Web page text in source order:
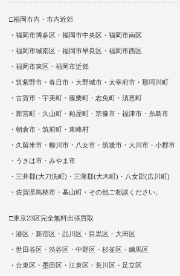
□福岡市内・市内近郊
・福岡市博多区・福岡市中央区・福岡市南区
・福岡市城南区・福岡市早良区・福岡市西区
・福岡市東区・福岡市近郊
・筑紫野市・春日市・大野城市・太宰府市・那珂川町
・古賀市・宇美町・篠栗町・志免町・須恵町
・新宮町・久山町・粕屋町・宗像市・福津市・糸島市
・朝倉市・筑前町・東峰村
・久留米市・柳川市・八女市・筑後市・大川市・小郡市
・うきは市・みやま市
・三井郡(大刀洗町)・三潴郡(大木町)・八女郡(広川町)
・佐賀県鳥栖市・基山町・その他ご相談ください。
□東京23区完全無料出張買取
・港区・新宿区・品川区・目黒区・大田区
・世田谷区・渋谷区・中野区・杉並区・練馬区
・台東区・墨田区・江東区・荒川区・足立区